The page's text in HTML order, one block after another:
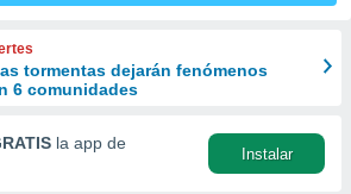
tormentas dejarán fenómenos
6 comunidades
la app de
Instalar